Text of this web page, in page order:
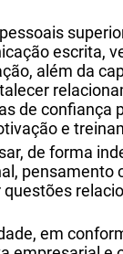
escrita,
além da
de confiança
e
de forma
pensamento
em